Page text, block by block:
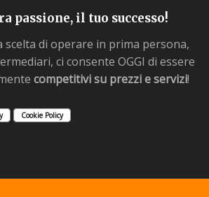
passione, il tuo successo!
scelta di operare in prima persona,
ci consente OGGI di essere
competitivi su prezzi e servizi!
Cookie Policy